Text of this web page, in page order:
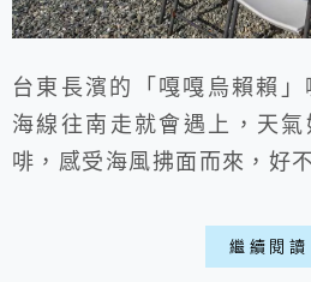
台東長濱的「嘎嘎烏賴賴
海線往南走就會遇上，天
啡，感受海風拂面而來，好
涼、環境文青舒適，低消是
繼續閱讀